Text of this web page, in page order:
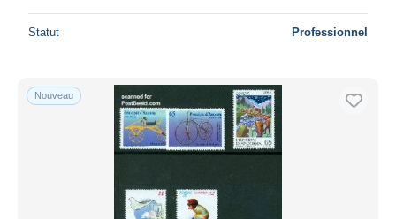
Statut Professionnel
Nouveau